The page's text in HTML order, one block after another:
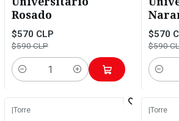
Rosado
$570 CLP
$590 CLP
Cantidad
$570
$590
Cantidad
Torre Torre